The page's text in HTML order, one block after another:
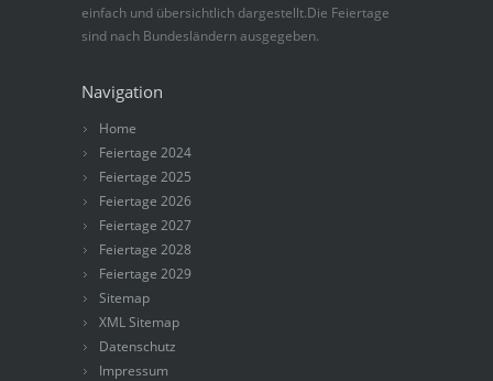
einfach und übersichtlich dargestellt.Die Feiertage
sind nach Bundesländern ausgegeben.
Navigation
Home
Feiertage 2024
Feiertage 2025
Feiertage 2026
Feiertage 2027
Feiertage 2028
Feiertage 2029
Sitemap
XML Sitemap
Datenschutz
Impressum